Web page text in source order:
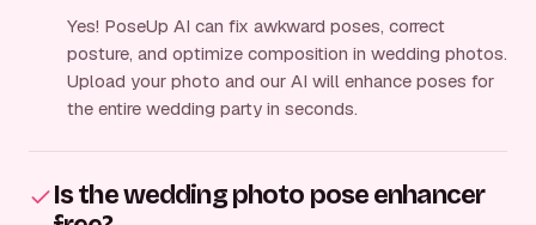
Yes! PoseUp AI can fix awkward poses, correct
posture, and optimize composition in wedding photos.
Upload your photo and our AI will enhance poses for
the entire wedding party in seconds.
Is the wedding photo pose enhancer